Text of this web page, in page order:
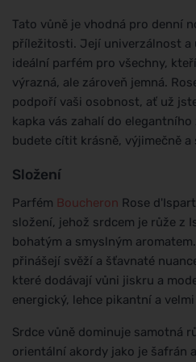
Tato vůně je vhodná pro denní
příležitosti. Její univerzálnost a
ideální parfém pro všechny,
výrazná, ale zároveň jemná.
podpoří vaši osobnost, ať už
kapka vás zahalí do
budete cítit krásně, výjimečně a
Složení
Parfém Boucheron Rose
složení, jehož srdcem je růže z
bohatým a smyslným
přinášejí svěží a šťavnaté
které dodávají vůni jiskru a
energický, lehce pikantní a
Srdce vůně dominuje samotná
orientální akordy jako je šafrán